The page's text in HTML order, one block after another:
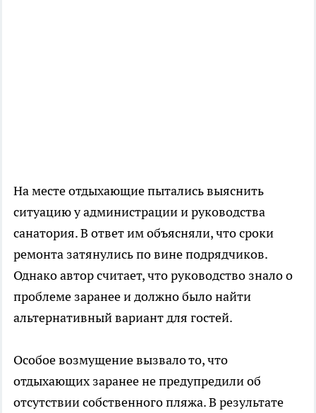
На месте отдыхающие пытались выяснить
ситуацию у администрации и руководства
санатория. В ответ им объясняли, что сроки
ремонта затянулись по вине подрядчиков.
Однако автор считает, что руководство знало о
проблеме заранее и должно было найти
альтернативный вариант для гостей.
Особое возмущение вызвало то, что
отдыхающих заранее не предупредили об
отсутствии собственного пляжа. В результате